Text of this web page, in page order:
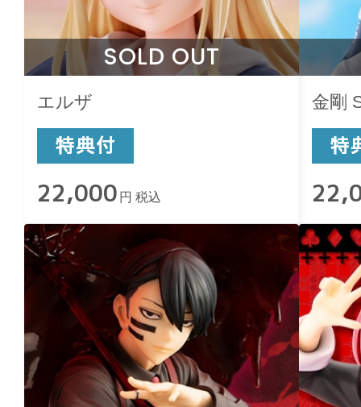
SOLD OUT
エルザ
22,000 円 税込
金剛